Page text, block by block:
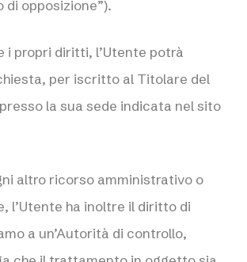
di opposizione”).
i propri diritti, l’Utente potrà
per iscritto al Titolare del
la sua sede indicata nel sito
altro ricorso amministrativo o
l’Utente ha inoltre il diritto di
a un’Autorità di controllo,